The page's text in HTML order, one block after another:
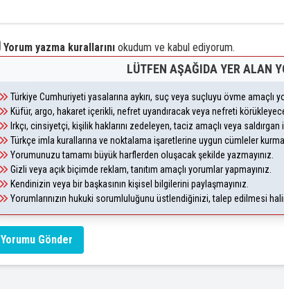
Yorum yazma kurallarını okudum ve kabul ediyorum.
LÜTFEN AŞAĞIDA YER ALAN
Türkiye Cumhuriyeti yasalarına aykırı, suç veya suçluyu övme amaçlı
Küfür, argo, hakaret içerikli, nefret uyandıracak veya nefreti
Irkçı, cinsiyetçi, kişilik haklarını zedeleyen, taciz amaçlı veya saldırgan
Türkçe imla kurallarına ve noktalama işaretlerine uygun cümleler
Yorumunuzu tamamı büyük harflerden oluşacak şekilde yazmayınız.
Gizli veya açık biçimde reklam, tanıtım amaçlı yorumlar yapmayınız.
Kendinizin veya bir başkasının kişisel bilgilerini paylaşmayınız.
Yorumlarınızın hukuki sorumluluğunu üstlendiğinizi, talep edilmesi
Yorumu Gönder